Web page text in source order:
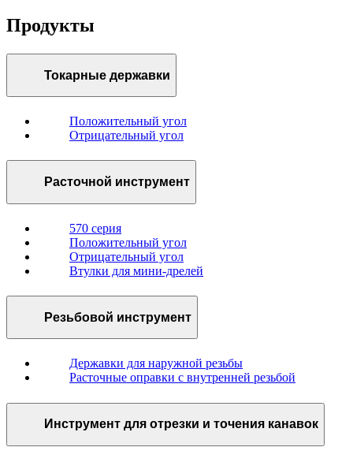
Продукты
Токарные державки
Положительный угол
Отрицательный угол
Расточной инструмент
570 серия
Положительный угол
Отрицательный угол
Втулки для мини-дрелей
Резьбовой инструмент
Державки для наружной резьбы
Расточные оправки с внутренней резьбой
Инструмент для отрезки и точения канавок